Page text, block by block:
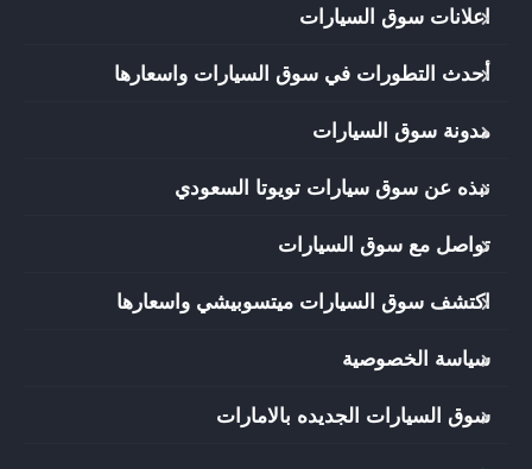
اعلانات سوق السيارات
أحدث التطورات في سوق السيارات واسعارها
مدونة سوق السيارات
نبذه عن سوق سيارات تويوتا السعودي
تواصل مع سوق السيارات
اكتشف سوق السيارات ميتسوبيشي واسعارها
سياسة الخصوصية
سوق السيارات الجديده بالامارات